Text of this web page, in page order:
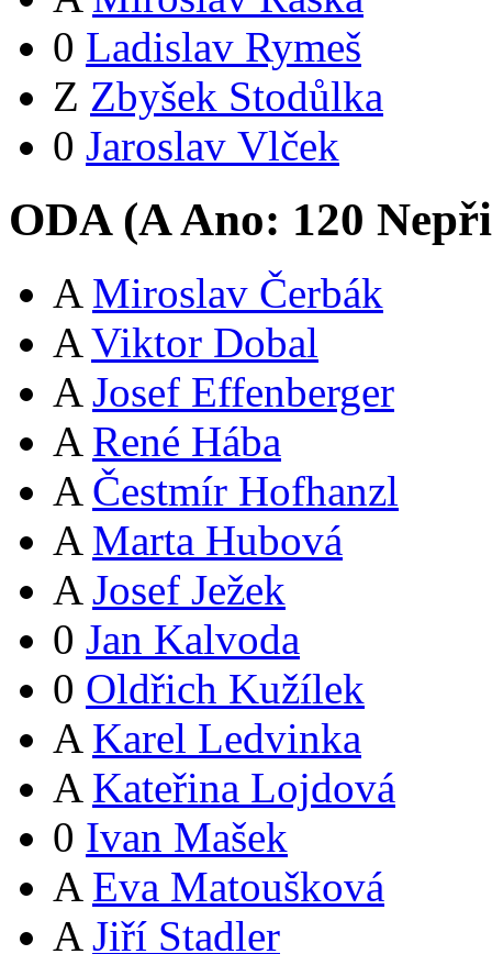
0 Ladislav Rymeš
Z Zbyšek Stodůlka
0 Jaroslav Vlček
ODA (AAno: 120
A Miroslav Čerbák
A Viktor Dobal
A Josef Effenberger
A René Hába
A Čestmír Hofhanzl
A Marta Hubová
A Josef Ježek
0 Jan Kalvoda
0 Oldřich Kužílek
A Karel Ledvinka
A Kateřina Lojdová
0 Ivan Mašek
A Eva Matoušková
A Jiří Stadler